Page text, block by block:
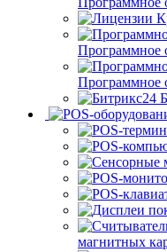
Программное
Программное
магнитных